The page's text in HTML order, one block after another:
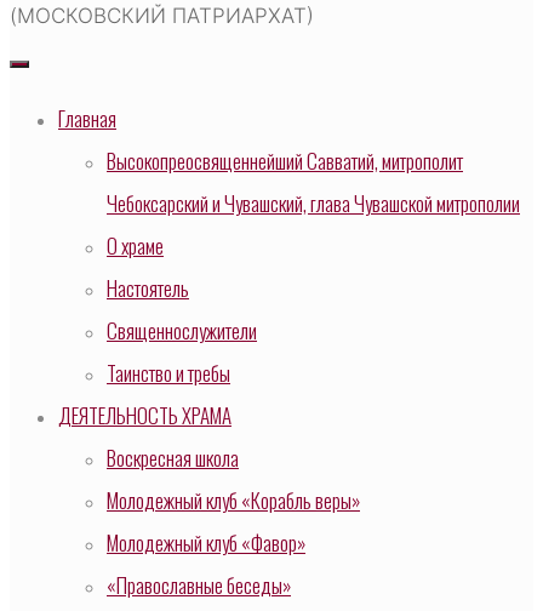
(МОСКОВСКИЙ ПАТРИАРХАТ)
Главная
Высокопреосвященнейший Савватий, митрополит
Чебоксарский и Чувашский, глава Чувашской митрополии
О храме
Настоятель
Священнослужители
Таинство и требы
ДЕЯТЕЛЬНОСТЬ ХРАМА
Воскресная школа
Молодежный клуб «Корабль веры»
Молодежный клуб «Фавор»
«Православные беседы»